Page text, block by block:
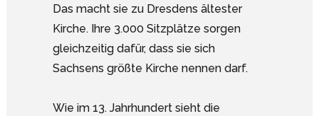
Das macht sie zu Dresdens ältester
Kirche. Ihre 3.000 Sitzplätze sorgen
gleichzeitig dafür, dass sie sich
Sachsens größte Kirche nennen darf.
Wie im 13. Jahrhundert sieht die